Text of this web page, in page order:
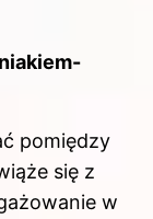
pomiędzy
się z
w